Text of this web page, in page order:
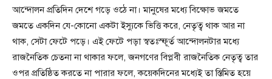
আন্দোলন প্রতিদিন দেশে গড়ে ওঠে না। মানুষের মধ্যে বিক্ষোভ জমতে
জমতে একদিন যে-কোনো একটা ইস্যুকে ভিত্তি করে, নেতৃত্ব থাক আর না
থাক, সেটা ফেটে পড়ে। এই ফেটে পড়া স্বতঃস্ফূর্ত আন্দোলনটার মধ্যে
রাজনৈতিক চেতনা না থাকার ফলে, জনগণের বিপ্লবী রাজনৈতিক নেতৃত্ব তার
ওপর প্রতিষ্ঠিত করতে না পারার ফলে, কয়েকদিনের মধ্যেই তা স্তিমিত হয়ে